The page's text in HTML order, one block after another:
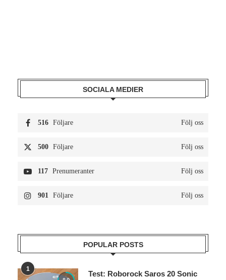
SOCIALA MEDIER
516 Följare Följ oss
500 Följare Följ oss
117 Prenumeranter Följ oss
901 Följare Följ oss
POPULAR POSTS
1
Test: Roborock Saros 20 Sonic